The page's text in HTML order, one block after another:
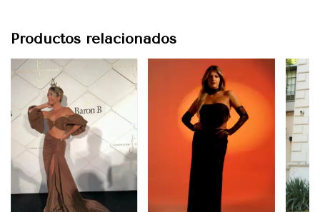
Productos relacionados